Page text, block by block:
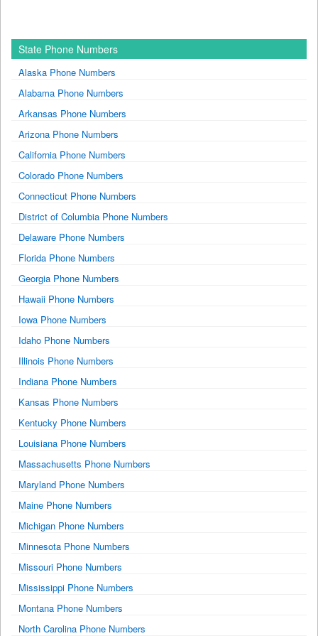
State Phone Numbers
Alaska Phone Numbers
Alabama Phone Numbers
Arkansas Phone Numbers
Arizona Phone Numbers
California Phone Numbers
Colorado Phone Numbers
Connecticut Phone Numbers
District of Columbia Phone Numbers
Delaware Phone Numbers
Florida Phone Numbers
Georgia Phone Numbers
Hawaii Phone Numbers
Iowa Phone Numbers
Idaho Phone Numbers
Illinois Phone Numbers
Indiana Phone Numbers
Kansas Phone Numbers
Kentucky Phone Numbers
Louisiana Phone Numbers
Massachusetts Phone Numbers
Maryland Phone Numbers
Maine Phone Numbers
Michigan Phone Numbers
Minnesota Phone Numbers
Missouri Phone Numbers
Mississippi Phone Numbers
Montana Phone Numbers
North Carolina Phone Numbers